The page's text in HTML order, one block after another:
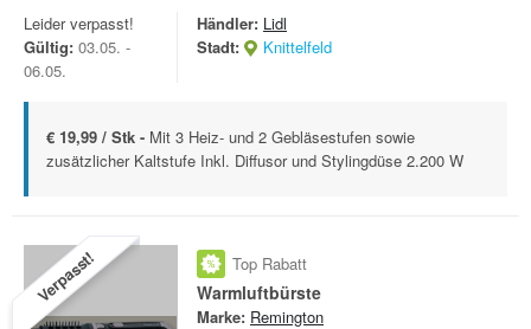
Leider verpasst!
Gültig: 03.05. -
06.05.
Händler: Lidl
Stadt:
Knittelfeld
€ 19,99 / Stk - Mit 3 Heiz- und 2 Gebläsestufen sowie
zusätzlicher Kaltstufe Inkl. Diffusor und Stylingdüse 2.200 W
Verpasst! Top Rabatt
Warmluftbürste
Marke: Remington